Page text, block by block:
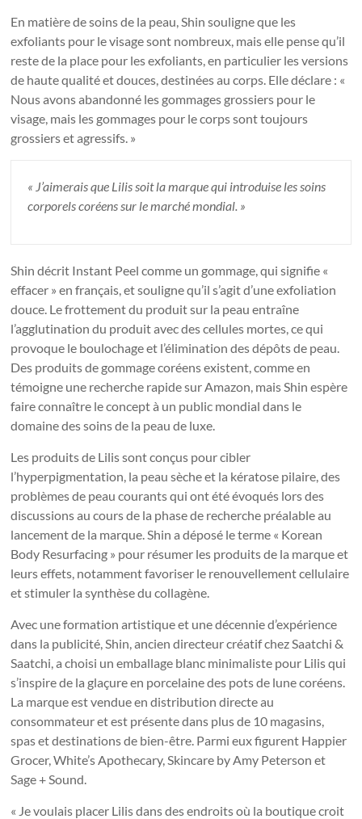
En matière de soins de la peau, Shin souligne que les
exfoliants pour le visage sont nombreux, mais elle pense qu’il
reste de la place pour les exfoliants, en particulier les versions
de haute qualité et douces, destinées au corps. Elle déclare : «
Nous avons abandonné les gommages grossiers pour le
visage, mais les gommages pour le corps sont toujours
grossiers et agressifs. »
« J’aimerais que Lilis soit la marque qui introduise les soins
corporels coréens sur le marché mondial. »
Shin décrit Instant Peel comme un gommage, qui signifie «
effacer » en français, et souligne qu’il s’agit d’une exfoliation
douce. Le frottement du produit sur la peau entraîne
l’agglutination du produit avec des cellules mortes, ce qui
provoque le boulochage et l’élimination des dépôts de peau.
Des produits de gommage coréens existent, comme en
témoigne une recherche rapide sur Amazon, mais Shin espère
faire connaître le concept à un public mondial dans le
domaine des soins de la peau de luxe.
Les produits de Lilis sont conçus pour cibler
l’hyperpigmentation, la peau sèche et la kératose pilaire, des
problèmes de peau courants qui ont été évoqués lors des
discussions au cours de la phase de recherche préalable au
lancement de la marque. Shin a déposé le terme « Korean
Body Resurfacing » pour résumer les produits de la marque et
leurs effets, notamment favoriser le renouvellement cellulaire
et stimuler la synthèse du collagène.
Avec une formation artistique et une décennie d’expérience
dans la publicité, Shin, ancien directeur créatif chez Saatchi &
Saatchi, a choisi un emballage blanc minimaliste pour Lilis qui
s’inspire de la glaçure en porcelaine des pots de lune coréens.
La marque est vendue en distribution directe au
consommateur et est présente dans plus de 10 magasins,
spas et destinations de bien-être. Parmi eux figurent Happier
Grocer, White’s Apothecary, Skincare by Amy Peterson et
Sage + Sound.
« Je voulais placer Lilis dans des endroits où la boutique croit